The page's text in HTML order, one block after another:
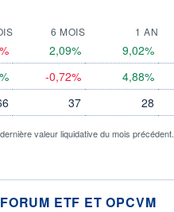
6 MOIS 1 AN
2,09% 9,02%
-0,72% 4,88%
37 28
valeur liquidative du mois précédent.
ETF ET OPCVM